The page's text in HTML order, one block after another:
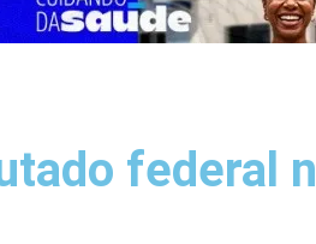
federal